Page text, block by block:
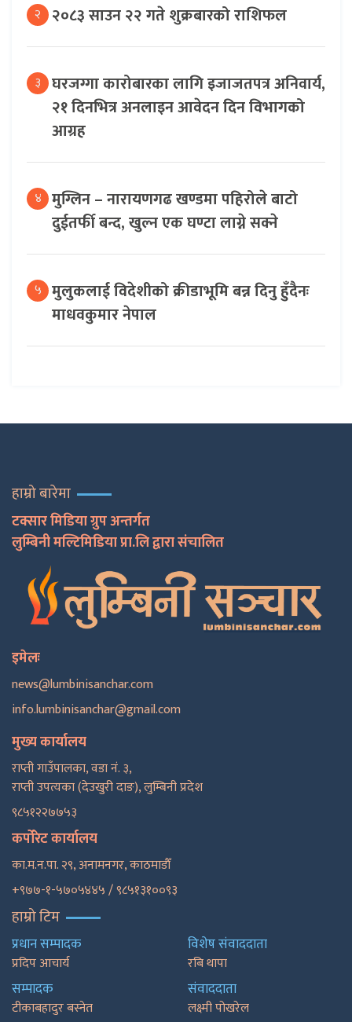
२ २०८३ साउन २२ गते शुक्रबारको राशिफल
३ घरजग्गा कारोबारका लागि इजाजतपत्र अनिवार्य,
२१ दिनभित्र अनलाइन आवेदन दिन विभागको
आग्रह
४ मुग्लिन – नारायणगढ खण्डमा पहिरोले बाटो
दुईतर्फी बन्द, खुल्न एक घण्टा लाग्ने सक्ने
५ मुलुकलाई विदेशीको क्रीडाभूमि बन्न दिनु हुँदैनः
माधवकुमार नेपाल
हाम्रो बारेमा
टक्सार मिडिया ग्रुप अन्तर्गत
लुम्बिनी मल्टिमिडिया प्रा.लि द्वारा संचालित
इमेलः
news@lumbinisanchar.com
info.lumbinisanchar@gmail.com
मुख्य कार्यालय
राप्ती गाउँपालका, वडा नं. ३,
राप्ती उपत्यका (देउखुरी दाङ), लुम्बिनी प्रदेश
९८५१२२७७५३
कर्पोरेट कार्यालय
का.म.न.पा. २९, अनामनगर, काठमाडाैँ
+९७७-१-५७०५४४५ / ९८५१३१००९३
हाम्रो टिम
प्रधान सम्पादक
प्रदिप आचार्य
सम्पादक
टीकाबहादुर बस्नेत
विशेष संवाददाता
रबि थापा
संवाददाता
लक्ष्मी पोखरेल